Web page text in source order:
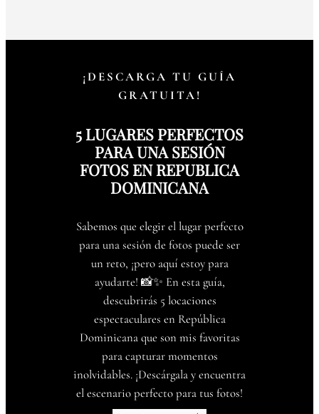
¡DESCARGA TU GUÍA
GRATUITA!
5 LUGARES PERFECTOS
PARA UNA SESIÓN
FOTOS EN REPUBLICA
DOMINICANA
Sabemos que elegir el lugar perfecto
para una sesión de fotos puede ser
un reto, ¡pero aquí estoy para
ayudarte! 📸✨ En esta guía,
descubrirás 5 locaciones
espectaculares en República
Dominicana que son mis favoritas
para capturar momentos
inolvidables. ¡Descárgala y encuentra
el escenario perfecto para tus fotos!